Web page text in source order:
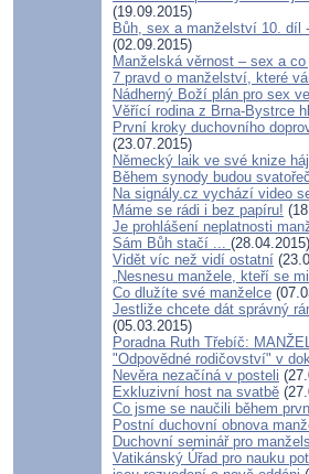
(19.09.2015)
Bůh, sex a manželství 10. díl
(02.09.2015)
Manželská věrnost – sex a
7 pravd o manželství, které
Nádherný Boží plán pro sex
Věřící rodina z Brna-Bystrce
První kroky duchovního
(23.07.2015)
Německý laik ve své knize
Během synody budou
Na signály.cz vychází video
Máme se rádi i bez papíru!
Je prohlášení neplatnosti
Sám Bůh stačí ... (28.04.2015)
Vidět víc než vidí ostatní
„Nesnesu manžele, kteří se
Co dlužíte své manželce
Jestliže chcete dát správný
(05.03.2015)
Poradna Ruth Třebíč:
"Odpovědné rodičovství" v
Nevěra nezačíná v posteli
Exkluzivní host na svatbě
Co jsme se naučili během
Postní duchovní obnova
Duchovní seminář pro
Vatikánský Úřad pro nauku